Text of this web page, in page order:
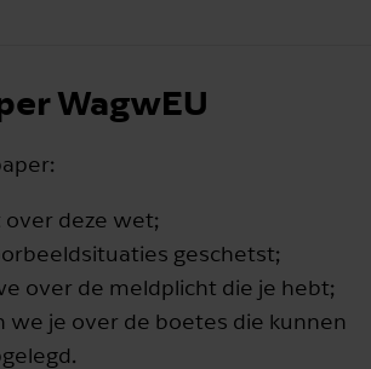
WagwEU
over deze wet;
geschetst;
over de meldplicht die je hebt;
we je over de boetes die kunnen